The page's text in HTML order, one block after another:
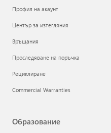
Профил на акаунт
Център за изтегляния
Връщания
Проследяване на поръчка
Рециклиране
Commercial Warranties
Образование